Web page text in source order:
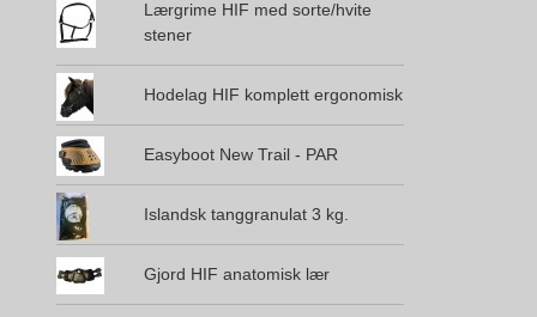
Lærgrime HIF med sorte/hvite
stener
Hodelag HIF komplett ergonomisk
Easyboot New Trail - PAR
Islandsk tanggranulat 3 kg.
Gjord HIF anatomisk lær